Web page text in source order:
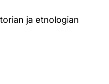
ja etnologian